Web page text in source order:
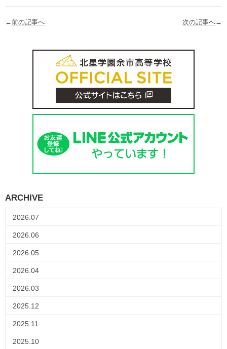
←前の記事へ 次の記事へ→
ARCHIVE
2026.07
2026.06
2026.05
2026.04
2026.03
2025.12
2025.11
2025.10